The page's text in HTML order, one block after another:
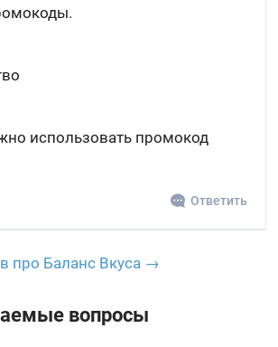
использовать промокод
Ответить
про Баланс Вкуса →
вопросы